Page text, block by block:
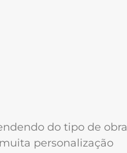
do tipo de obra
personalização